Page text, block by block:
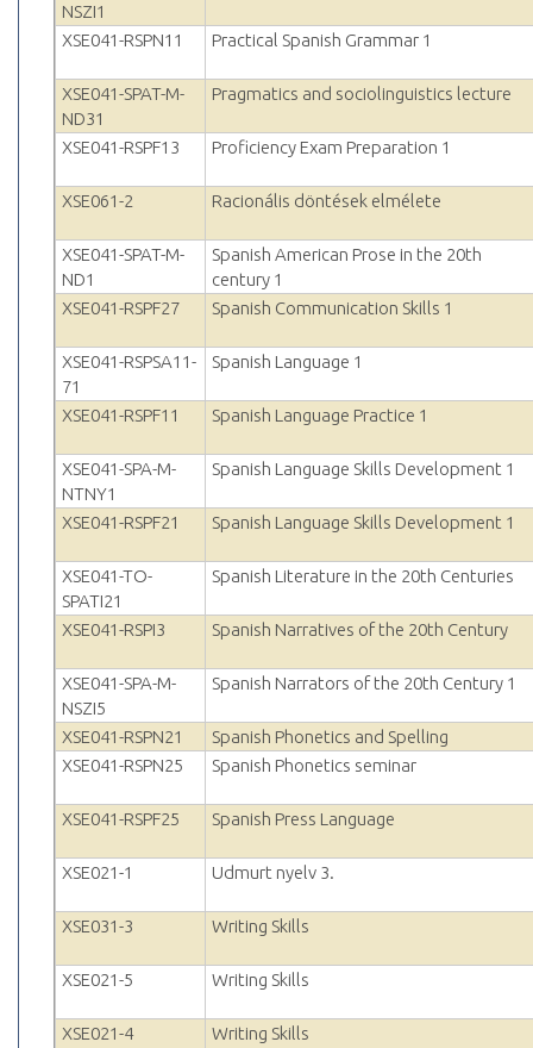
NSZI1
XSE041-RSPN11 Practical Spanish Grammar 1
XSE041-SPAT-M-
ND31
Pragmatics and sociolinguistics lecture
XSE041-RSPF13 Proficiency Exam Preparation 1
XSE061-2 Racionális döntések elmélete
XSE041-SPAT-M-
ND1
Spanish American Prose in the 20th
century 1
XSE041-RSPF27
Spanish Communication Skills 1
XSE041-RSPSA11-
71
Spanish Language 1
XSE041-RSPF11 Spanish Language Practice 1
XSE041-SPA-M-
NTNY1
Spanish Language Skills Development 1
XSE041-RSPF21 Spanish Language Skills Development 1
XSE041-TO-
SPATI21
Spanish Literature in the 20th Centuries
XSE041-RSPI3 Spanish Narratives of the 20th Century
XSE041-SPA-M-
NSZI5
Spanish Narrators of the 20th Century 1
XSE041-RSPN21
Spanish Phonetics and Spelling
XSE041-RSPN25
Spanish Phonetics seminar
XSE041-RSPF25 Spanish Press Language
XSE021-1 Udmurt nyelv 3.
XSE031-3 Writing Skills
XSE021-5 Writing Skills
XSE021-4 Writing Skills